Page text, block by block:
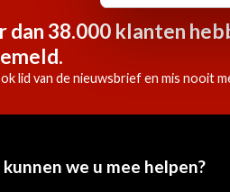
dan 38.000 klanten
lid van de nieuwsbrief en mis nooit
we u mee helpen?